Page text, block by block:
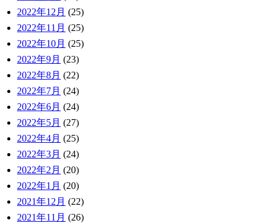
2022年12月 (25)
2022年11月 (25)
2022年10月 (25)
2022年9月 (23)
2022年8月 (22)
2022年7月 (24)
2022年6月 (24)
2022年5月 (27)
2022年4月 (25)
2022年3月 (24)
2022年2月 (20)
2022年1月 (20)
2021年12月 (22)
2021年11月 (26)